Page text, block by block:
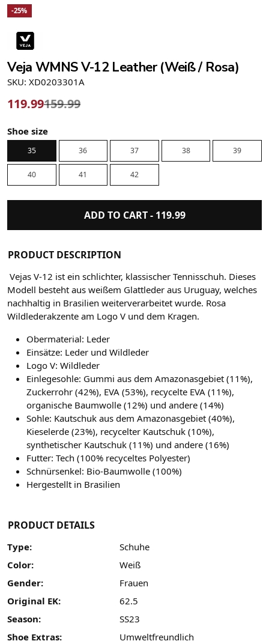
-25%
Veja WMNS V-12 Leather (Weiß / Rosa)
SKU: XD0203301A
119.99159.99
Shoe size
35 36 37 38 39
40 41 42
ADD TO CART - 119.99
PRODUCT DESCRIPTION
Vejas V-12 ist ein schlichter, klassischer Tennisschuh. Dieses
Modell besteht aus weißem Glattleder aus Uruguay, welches
nachhaltig in Brasilien weiterverarbeitet wurde. Rosa
Wildlederakzente am Logo V und dem Kragen.
Obermaterial: Leder
Einsätze: Leder und Wildleder
Logo V: Wildleder
Einlegesohle: Gummi aus dem Amazonasgebiet (11%),
Zuckerrohr (42%), EVA (53%), recycelte EVA (11%),
organische Baumwolle (12%) und andere (14%)
Sohle: Kautschuk aus dem Amazonasgebiet (40%),
Kieselerde (23%), recycelter Kautschuk (10%),
synthetischer Kautschuk (11%) und andere (16%)
Futter: Tech (100% recyceltes Polyester)
Schnürsenkel: Bio-Baumwolle (100%)
Hergestellt in Brasilien
PRODUCT DETAILS
Type:
Schuhe
Color:
Weiß
Gender:
Frauen
Original EK:
62.5
Season:
SS23
Shoe Extras:
Umweltfreundlich